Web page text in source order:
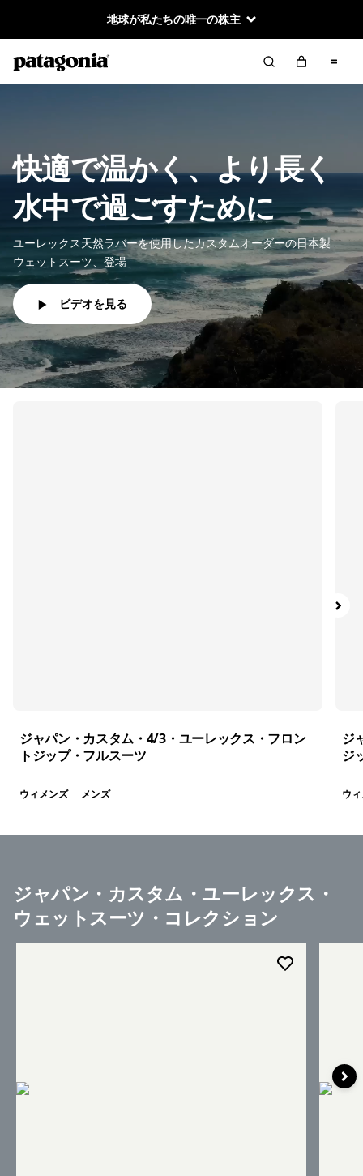
地球が私たちの唯一の株主
快適で温かく、より長く
水中で過ごすために
ユーレックス天然ラバーを使用したカスタムオーダーの日本製
ウェットスーツ、登場
ビデオを見る
ジャパン・カスタム・4/3・ユーレックス・フロン
トジップ・フルスーツ
ウィメンズ メンズ
ジ
ジ
ウ
ジャパン・カスタム・ユーレックス・
ウェットスーツ・コレクション